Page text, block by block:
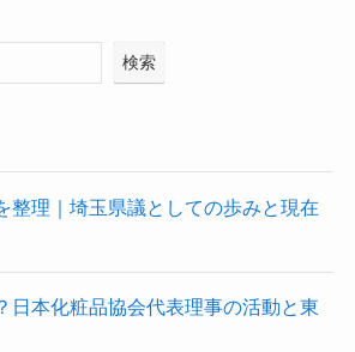
検索
整理｜埼玉県議としての歩みと現在
日本化粧品協会代表理事の活動と東